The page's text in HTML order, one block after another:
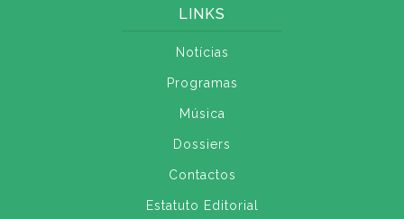
LINKS
Notícias
Programas
Música
Dossiers
Contactos
Estatuto Editorial